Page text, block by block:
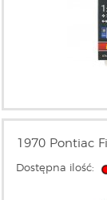
1970 Pontiac
Dostępna ilość: